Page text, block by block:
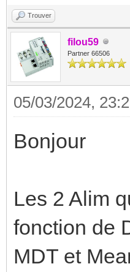
Trouver
filou59
Partner 66506
05/03/2024,
Bonjour
Les 2 Alim
fonction de
MDT et